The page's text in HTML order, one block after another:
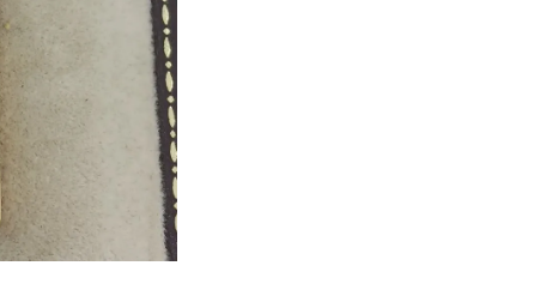
買取可能なライターの条件とは？
状態に関わらず高価買取が可能な理由
汚れがあっても適切に評価される秘密
買取大吉新静岡店での柔軟な査定基準
査定スタッフの専門知識が生かされる場面
高価買取の秘密を探る！静岡市でダンヒルライターを賢く